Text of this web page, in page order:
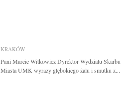
KRAKÓW
Pani Marcie Witkowicz Dyrektor Wydziału Skarbu
Miasta UMK wyrazy głębokiego żalu i smutku z...